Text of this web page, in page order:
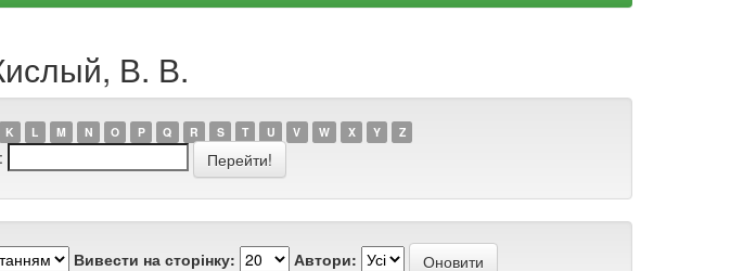
В. В.
K L M N O P Q R S T U V W X Y Z
Вивести на сторінку: Автори: